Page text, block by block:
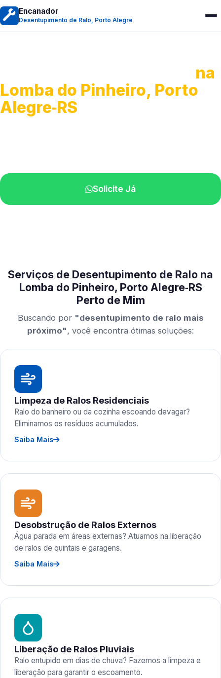
Encanador
Desentupimento de Ralo, Porto Alegre
na
Lomba do Pinheiro, Porto
Alegre‑RS
Solicite Já
Serviços de Desentupimento de Ralo na
Lomba do Pinheiro, Porto Alegre‑RS
Perto de Mim
Buscando por "desentupimento de ralo mais
próximo", você encontra ótimas soluções:
Limpeza de Ralos Residenciais
Ralo do banheiro ou da cozinha escoando devagar?
Eliminamos os resíduos acumulados.
Saiba Mais
Desobstrução de Ralos Externos
Água parada em áreas externas? Atuamos na liberação
de ralos de quintais e garagens.
Saiba Mais
Liberação de Ralos Pluviais
Ralo entupido em dias de chuva? Fazemos a limpeza e
liberação para garantir o escoamento.